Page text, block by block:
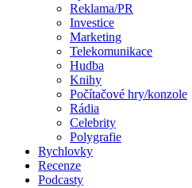
Reklama/PR
Investice
Marketing
Telekomunikace
Hudba
Knihy
Počítačové hry/konzole
Rádia
Celebrity
Polygrafie
Rychlovky
Recenze
Podcasty